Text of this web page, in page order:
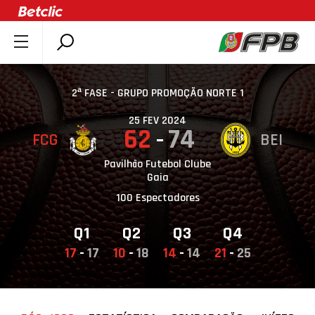
SOBRE A FPB
DOCUMENTOS
ÚLTIMAS
COMPETIÇÕES
ASSOCIAÇÕES
CLUBES
AGENTES
AGENDA
SELEÇÕES
MINIBASQUETE
2ª FASE - GRUPO PROMOÇÃO NORTE 1
25 FEV 2024
FCG 62 74 BEI
Pavilhão Futebol Clube
Gaia
100 Espectadores
Q1
17-17
Q2
10-18
Q3
14-14
Q4
21-25